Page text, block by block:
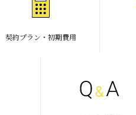
契約プラン・初期費用